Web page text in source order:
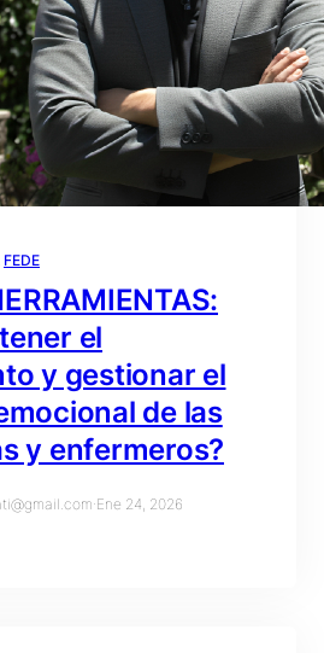
FEDE
el
y gestionar el
de las
y enfermeros?
·Ene 24, 2026